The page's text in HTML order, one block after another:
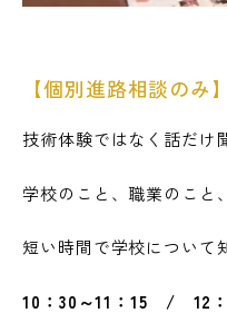
【個別進路相談のみ】
技術体験ではなく話だけ
学校のこと、職業のこと
短い時間で学校について
10：30～11：15 / 12：